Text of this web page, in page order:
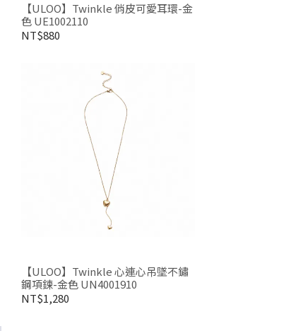
【ULOO】Twinkle 俏皮可愛耳環-金
色 UE1002110
NT$880
【ULOO】Twinkle 心連心吊墜不鏽
鋼項鍊-金色 UN4001910
NT$1,280